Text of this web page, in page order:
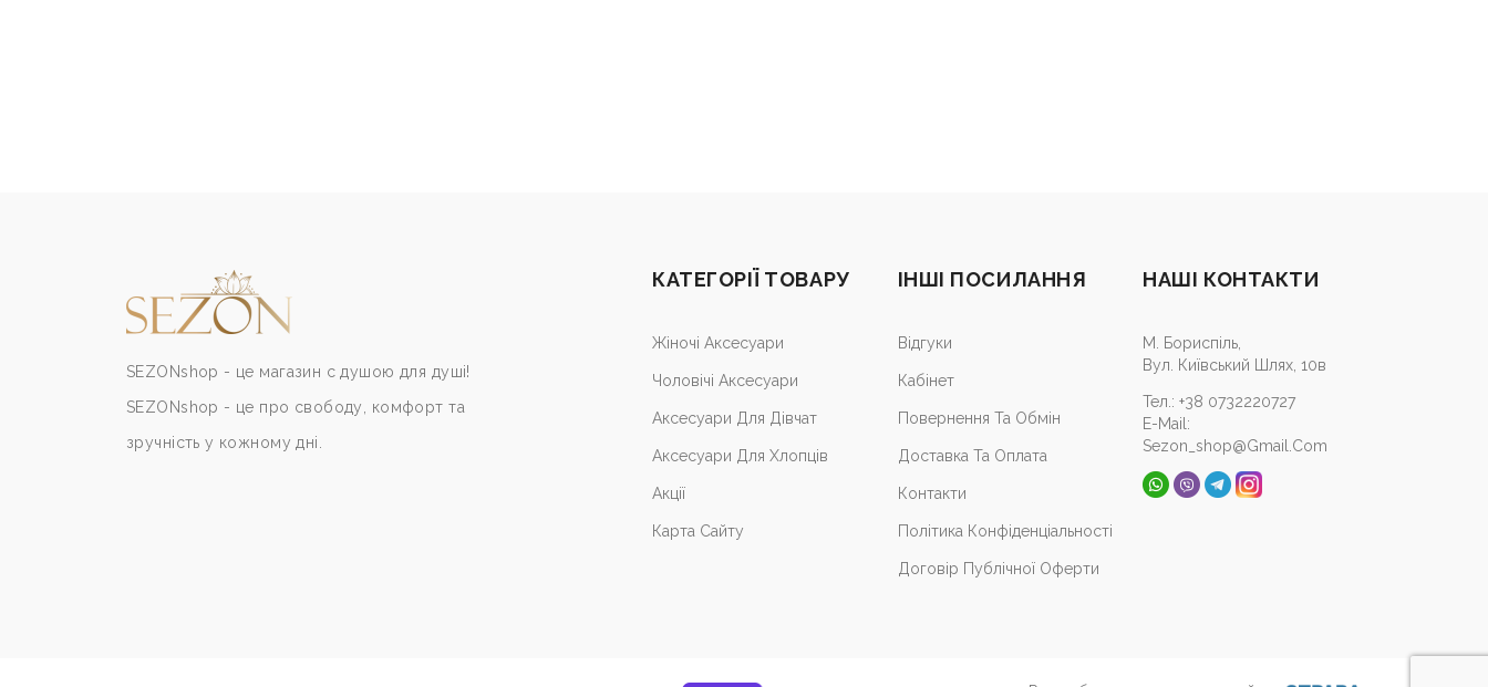
SEZONshop - це магазин с душою для душі!
SEZONshop - це про свободу, комфорт та
зручність у кожному дні.
КАТЕГОРІЇ ТОВАРУ
Жіночі Аксесуари
Чоловічі Аксесуари
Аксесуари Для Дівчат
Аксесуари Для Хлопців
Акції
Карта Сайту
ІНШІ ПОСИЛАННЯ
Відгуки
Кабiнет
Повернення Та Обмін
Доставка Та Оплата
Контакти
Політика Конфіденціальності
Договір Публічної Оферти
НАШІ КОНТАКТИ
М. Бориспіль,
Вул. Київський Шлях, 10в
Тел.: +38 0732220727
E-Mail:
Sezon_shop@gmail.com